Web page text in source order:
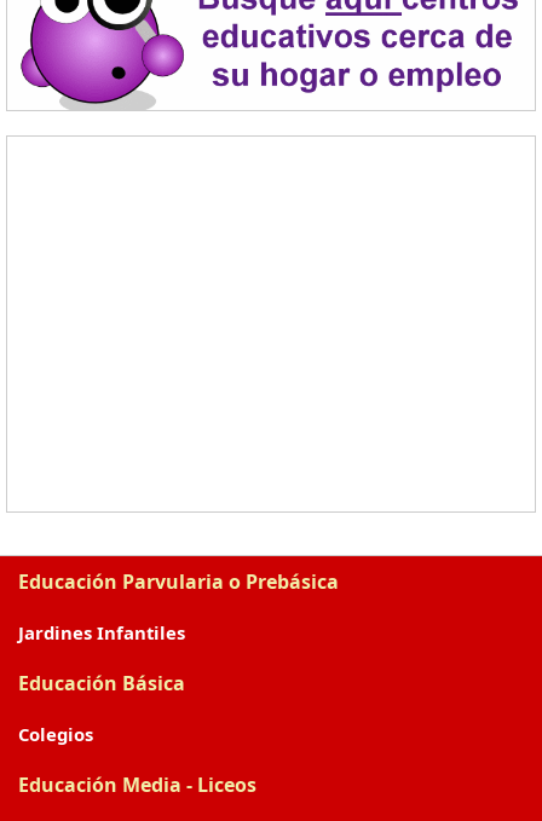
Educación Parvularia o Prebásica
Jardines Infantiles
Educación Básica
Colegios
Educación Media - Liceos